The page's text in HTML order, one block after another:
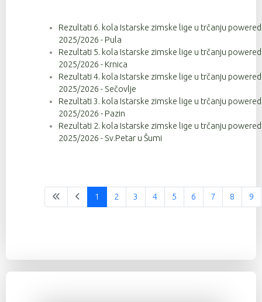
Rezultati 6. kola Istarske zimske lige u trčanju
2025/2026 - Pula
Rezultati 5. kola Istarske zimske lige u trčanju
2025/2026 - Krnica
Rezultati 4. kola Istarske zimske lige u trčanju
2025/2026 - Sečovlje
Rezultati 3. kola Istarske zimske lige u trčanju
2025/2026 - Pazin
Rezultati 2. kola Istarske zimske lige u trčanju
2025/2026 - Sv.Petar u Šumi
1 2 3 4 5 6 7 8 9